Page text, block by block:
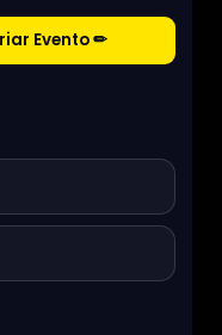
Evento ✏